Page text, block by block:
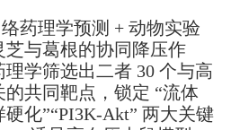
药理学预测 + 动物实验
与葛根的协同降压作
学筛选出二者 30 个与高
共同靶点，锁定 “流体
化”“PI3K-Akt” 两大关键